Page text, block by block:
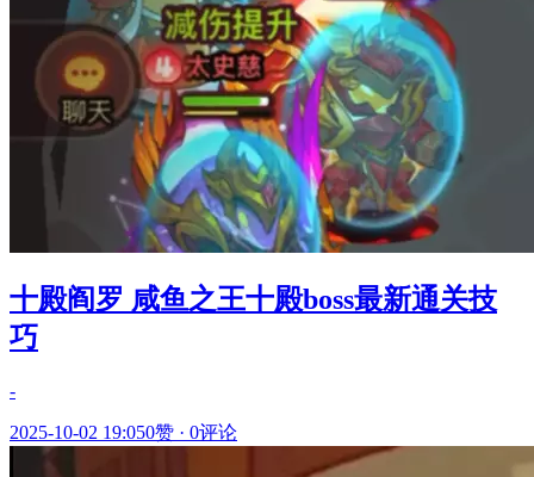
十殿阎罗 咸鱼之王十殿boss最新通关技
巧
-
2025-10-02 19:050赞 · 0评论